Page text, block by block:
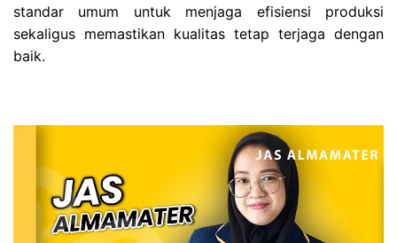
standar umum untuk menjaga efisiensi produksi
sekaligus memastikan kualitas tetap terjaga dengan
baik.